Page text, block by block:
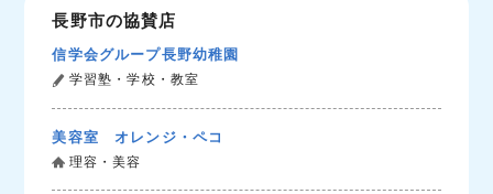
長野市の協賛店
信学会グループ長野幼稚園
学習塾・学校・教室
美容室 オレンジ・ペコ
理容・美容